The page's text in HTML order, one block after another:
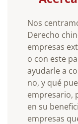
Nos
Derecho
empresas
o con este
ayudarle a
no, y qué
empresario,
en su
empresas